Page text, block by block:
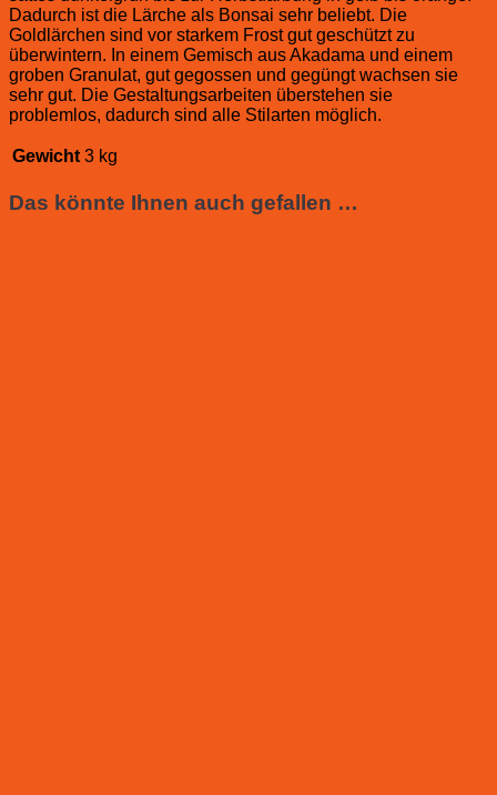
Dadurch ist die Lärche als Bonsai sehr beliebt. Die
Goldlärchen sind vor starkem Frost gut geschützt zu
überwintern. In einem Gemisch aus Akadama und einem
groben Granulat, gut gegossen und gegüngt wachsen sie
sehr gut. Die Gestaltungsarbeiten überstehen sie
problemlos, dadurch sind alle Stilarten möglich.
Gewicht 3 kg
Das könnte Ihnen auch gefallen …